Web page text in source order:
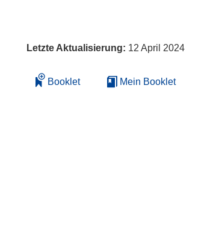
Letzte Aktualisierung: 12 April 2024
Booklet Mein Booklet